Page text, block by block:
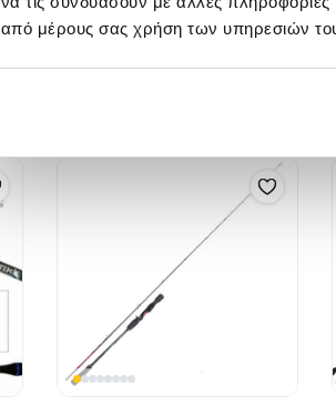
από μέρους σας χρήση των υπηρεσιών